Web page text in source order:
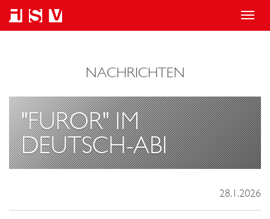
T
e
n
a
v
g
NACHRICHTEN
"FUROR" IM
DEUTSCH-ABI
28.1.2026